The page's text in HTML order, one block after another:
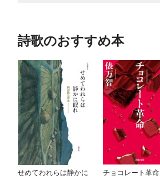
詩歌のおすすめ本
せめてわれらは静かに
チョコレート革命